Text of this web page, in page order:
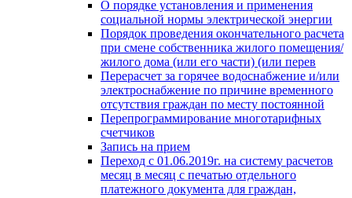
О порядке установления и применения
социальной нормы электрической энергии
Порядок проведения окончательного расчета
при смене собственника жилого помещения/
жилого дома (или его части) (или перев
Перерасчет за горячее водоснабжение и/или
электроснабжение по причине временного
отсутствия граждан по месту постоянной
Перепрограммирование многотарифных
счетчиков
Запись на прием
Переход с 01.06.2019г. на систему расчетов
месяц в месяц с печатью отдельного
платежного документа для граждан,